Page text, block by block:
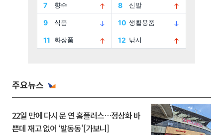
주요뉴스
22일 만에 다시 문 연 홈플러스…정상화 바
쁜데 재고 없어 ‘발동동’[가보니]